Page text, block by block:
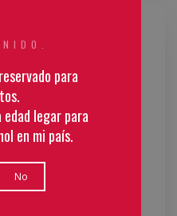
para
legar para
en mi país.
No